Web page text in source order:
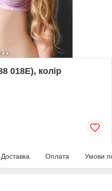
018E), колір
Доставка Оплата Умови